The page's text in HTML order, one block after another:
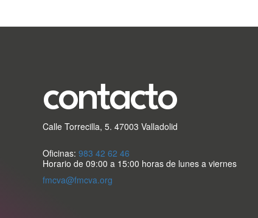
secundario
contacto
Calle Torrecilla, 5. 47003 Valladolid
Oficinas: 983 42 62 46
Horario de 09:00 a 15:00 horas de lunes a viernes
fmcva@fmcva.org